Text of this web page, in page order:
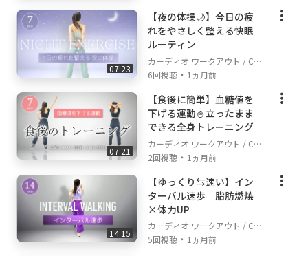
07:23
【夜の体操🌙】今日の疲
れをやさしく整える快眠
ルーティン
カーディオ ワークアウト / Car
dio Workout
6回視聴 ・ 1ヵ月前
07:21
【食後に簡単】血糖値を
下げる運動🍚立ったまま
できる全身トレーニング
カーディオ ワークアウト / Car
dio Workout
2回視聴 ・ 1ヵ月前
14:15
【ゆっくり⇆速い】イン
ターバル速歩｜脂肪燃焼
×体力UP
カーディオ ワークアウト / Car
dio Workout
5回視聴 ・ 1ヵ月前